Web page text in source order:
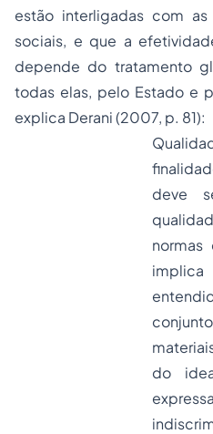
estão interligadas com
sociais, e que a
depende do tratamento
todas elas, pelo Estado e
explica Derani (2007, p. 81):
deve
do